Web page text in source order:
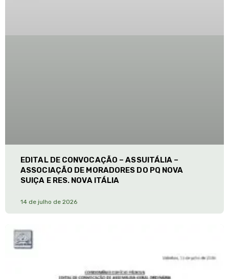
EDITAL DE CONVOCAÇÃO – ASSUITÁLIA –
ASSOCIAÇÃO DE MORADORES DO PQ NOVA
SUIÇA E RES. NOVA ITÁLIA
14 de julho de 2026